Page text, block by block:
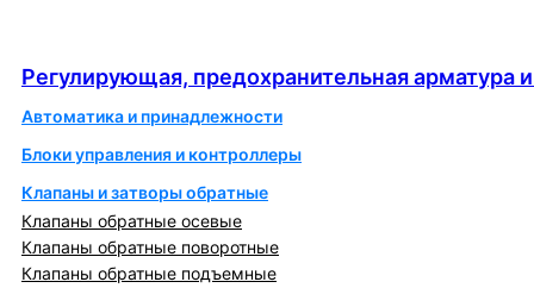
Регулирующая, предохранительная арматура
Автоматика и принадлежности
Блоки управления и контроллеры
Клапаны и затворы обратные
Клапаны обратные осевые
Клапаны обратные поворотные
Клапаны обратные подъемные